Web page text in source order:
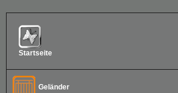
Startseite
Geländer